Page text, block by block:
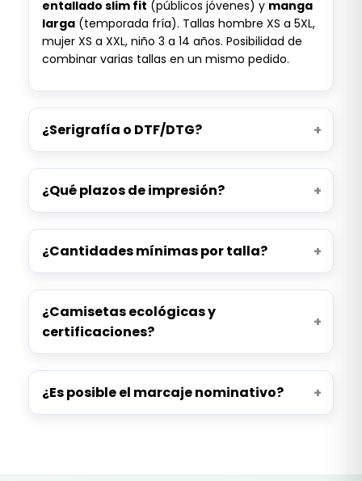
entallado slim fit (públicos jóvenes) y manga
larga(temporada fría). Tallas hombre XS a 5XL,
mujer XS a XXL, niño 3 a 14 años. Posibilidad de
combinar varias tallas en un mismo pedido.
¿Serigrafía o DTF/DTG?
¿Qué plazos de impresión?
¿Cantidades mínimas por talla?
¿Camisetas ecológicas y
certificaciones?
¿Es posible el marcaje nominativo?